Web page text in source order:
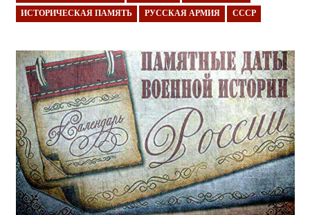
ИСТОРИЧЕСКАЯ ПАМЯТЬ РУССКАЯ АРМИЯ СССР